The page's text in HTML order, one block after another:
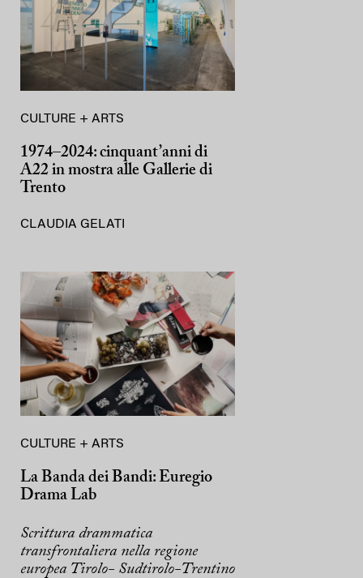
CULTURE + ARTS
1974–2024: cinquant’anni di
A22 in mostra alle Gallerie di
Trento
CLAUDIA GELATI
CULTURE + ARTS
La Banda dei Bandi: Euregio
Drama Lab
Scrittura drammatica
transfrontaliera nella regione
europea Tirolo- Sudtirolo-Trentino